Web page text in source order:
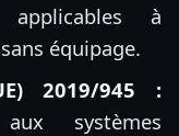
à
équipage.
2019/945 :
systèmes